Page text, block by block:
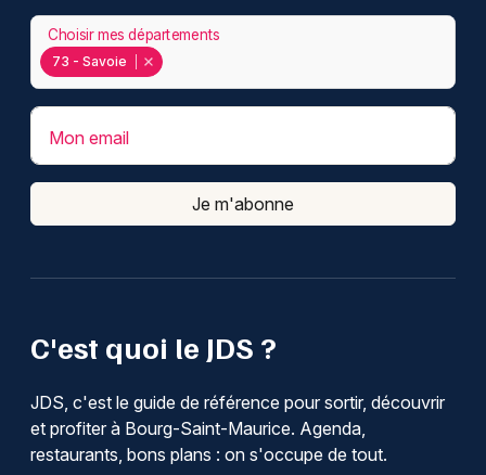
C'est quoi le JDS ?
JDS, c'est le guide de référence pour sortir, découvrir
et profiter à Bourg-Saint-Maurice. Agenda,
restaurants, bons plans : on s'occupe de tout.
73 - Savoie
Choisir mes départements
Mon email
Je m'abonne